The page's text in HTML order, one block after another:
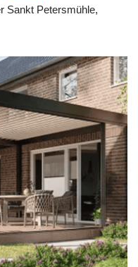
Sankt Petersmühle,